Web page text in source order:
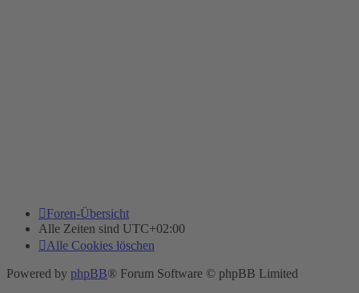
Foren-Übersicht
Alle Zeiten sind UTC+02:00
Alle Cookies löschen
Powered by phpBB® Forum Software © phpBB Limited